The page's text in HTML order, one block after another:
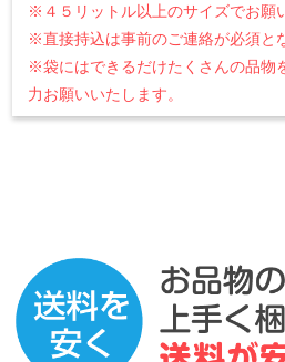
※４５リットル以上のサイズでお願
※直接持込は事前のご連絡が必須と
※袋にはできるだけたくさんの品物
力お願いいたします。